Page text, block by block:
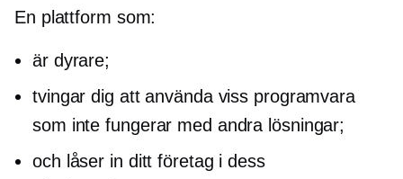
En plattform som:
är dyrare;
tvingar dig att använda viss programvara
som inte fungerar med andra lösningar;
och låser in ditt företag i dess